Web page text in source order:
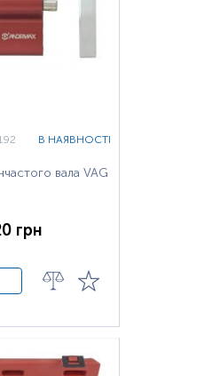
В НАЯВНОСТІ
вала VAG
грн